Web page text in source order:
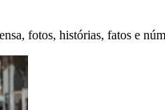
fotos, histórias, fatos e